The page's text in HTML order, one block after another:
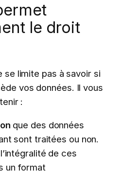
le droit
se limite pas à savoir si
vos données. Il vous
:
que des données
sont traitées ou non.
de ces
un format